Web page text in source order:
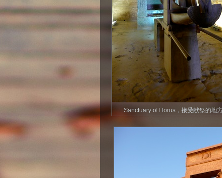
Sanctuary of Horus，接受献祭的地